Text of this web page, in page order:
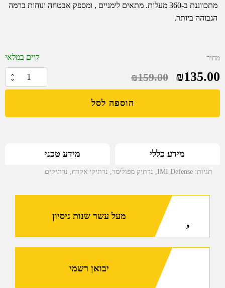
מתכווננת ב-360 מעלות. מתאים לימניים , ומספק אבטחה ונוחות ברמה
הגבוהה ביותר.
מחיר
₪159.00 המחיר
המקורי
היה:
₪135.00
המחיר
הנוכחי
הוא:
קיים במלאי
של
VP9
הוספה לסל
מידע כללי מידע טכני
תגיות: IMI Defense
, נרתיק מפולימר, נרתיקי אקדח, נרתיקים
מעל עשר שנות ניסיון
יבואן רשמי